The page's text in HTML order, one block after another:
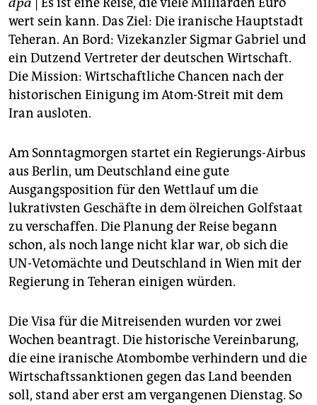
unterstützen
abo
genossenschaft
epaper login
wert sein kann. Das Ziel: Die iranische Hauptstadt
Teheran. An Bord: Vizekanzler Sigmar Gabriel und
ein Dutzend Vertreter der deutschen Wirtschaft.
Die Mission: Wirtschaftliche Chancen nach der
historischen Einigung im Atom-Streit mit dem
Iran ausloten.
Am Sonntagmorgen startet ein Regierungs-Airbus
aus Berlin, um Deutschland eine gute
Ausgangsposition für den Wettlauf um die
lukrativsten Geschäfte in dem ölreichen Golfstaat
zu verschaffen. Die Planung der Reise begann
schon, als noch lange nicht klar war, ob sich die
UN-Vetomächte und Deutschland in Wien mit der
Regierung in Teheran einigen würden.
Die Visa für die Mitreisenden wurden vor zwei
Wochen beantragt. Die historische Vereinbarung,
die eine iranische Atombombe verhindern und die
Wirtschaftssanktionen gegen das Land beenden
soll, stand aber erst am vergangenen Dienstag. So